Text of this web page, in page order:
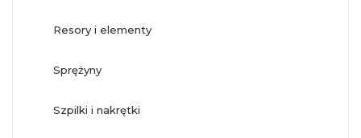
resory i elementy
sprężyny
szpilki i nakrętki